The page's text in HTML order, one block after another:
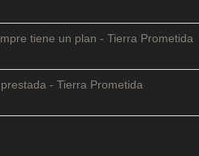
tiene un plan - Tierra Prometida
- Tierra Prometida